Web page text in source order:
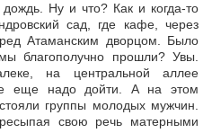
Ну и что? Как и когда-то
сад, где кафе, через
Атаманским дворцом. Было
благополучно прошли? Увы.
на центральной аллее
еще надо дойти. А на этом
группы молодых мужчин.
свою речь матерными